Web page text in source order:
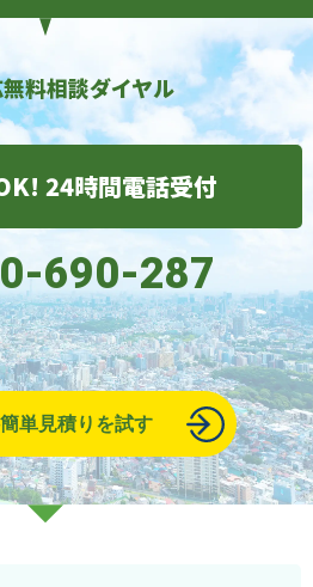
料相談ダイヤル
24時間電話受付
690-287
単見積りを試す